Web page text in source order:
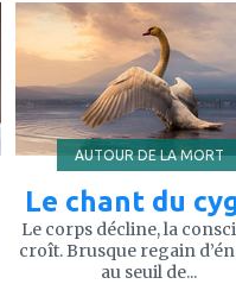
à
mes
favoris
AUTOUR DE LA MORT
Le chant du
Le corps décline, la
croît. Brusque regain
au seuil de...